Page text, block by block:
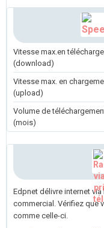
Vitesse max.en
(download)
Vitesse max. en
(upload)
Volume de
(mois)
Edpnet délivre internet
commercial. Vérifiez que
comme celle-ci.